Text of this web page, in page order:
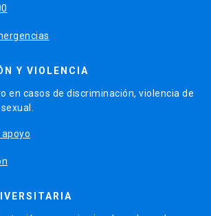
Y VIOLENCIA
en casos de discriminación, violencia de